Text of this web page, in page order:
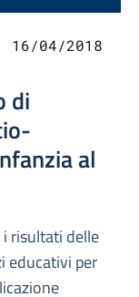
16/04/2018
di
al
risultati delle
educativi per